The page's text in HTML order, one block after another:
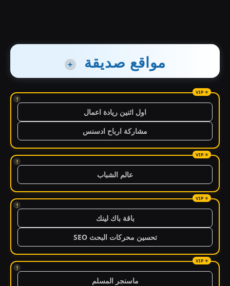
مواقع صديقة +
!
اول اثنين ريادة اعمال
مشاركة ارباح ادسنس
!
عالم الشباب
!
باقة باك لينك
تحسين محركات البحث SEO
!
ماسنجر المسلم